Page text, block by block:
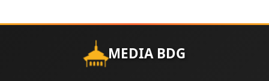
MEDIA BDG